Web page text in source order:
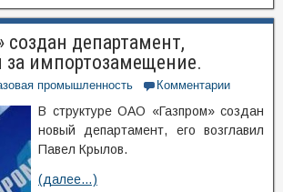
создан департамент,
импортозамещение.
промышленность Комментарии
В структуре ОАО «Газпром» создан
новый департамент, его возглавил
Павел Крылов.
(далее…)